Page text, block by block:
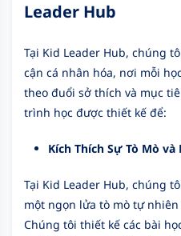
Leader Hub
Tại Kid Leader Hub, chúng
cận cá nhân hóa, nơi mỗi
theo đuổi sở thích và mục
trình học được thiết kế để:
Kích Thích Sự Tò Mò và
Tại Kid Leader Hub, chúng
một ngọn lửa tò mò tự
Chúng tôi thiết kế các bài